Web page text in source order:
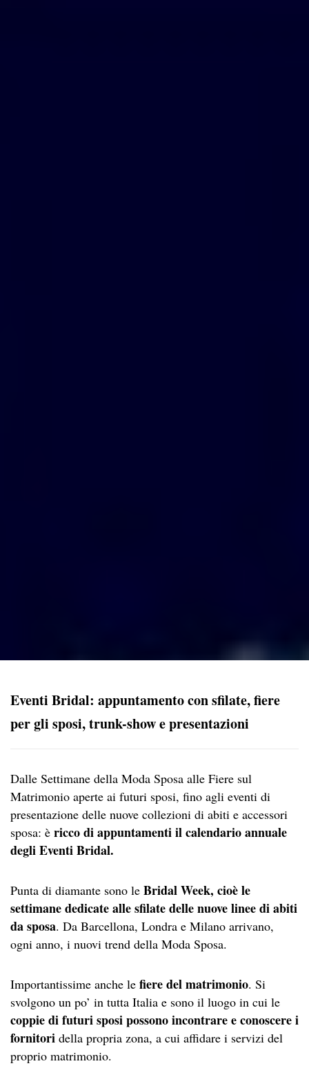
Eventi Bridal: appuntamento con sfilate, fiere
per gli sposi, trunk-show e presentazioni
Dalle Settimane della Moda Sposa alle Fiere sul
Matrimonio aperte ai futuri sposi, fino agli eventi di
presentazione delle nuove collezioni di abiti e accessori
sposa: è ricco di appuntamenti il calendario annuale
degli Eventi Bridal.
Punta di diamante sono le Bridal Week, cioè le
settimane dedicate alle sfilate delle nuove linee di abiti
da sposa. Da Barcellona, Londra e Milano arrivano,
ogni anno, i nuovi trend della Moda Sposa.
Importantissime anche le fiere del matrimonio. Si
svolgono un po’ in tutta Italia e sono il luogo in cui le
coppie di futuri sposi possono incontrare e conoscere i
fornitori della propria zona, a cui affidare i servizi del
proprio matrimonio.